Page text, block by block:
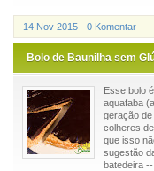
14 Nov 2015 - 0 Komentar
Bolo de Baunilha sem
Esse bolo
aquafaba
geração
colheres
que isso
sugestão
batedeira --